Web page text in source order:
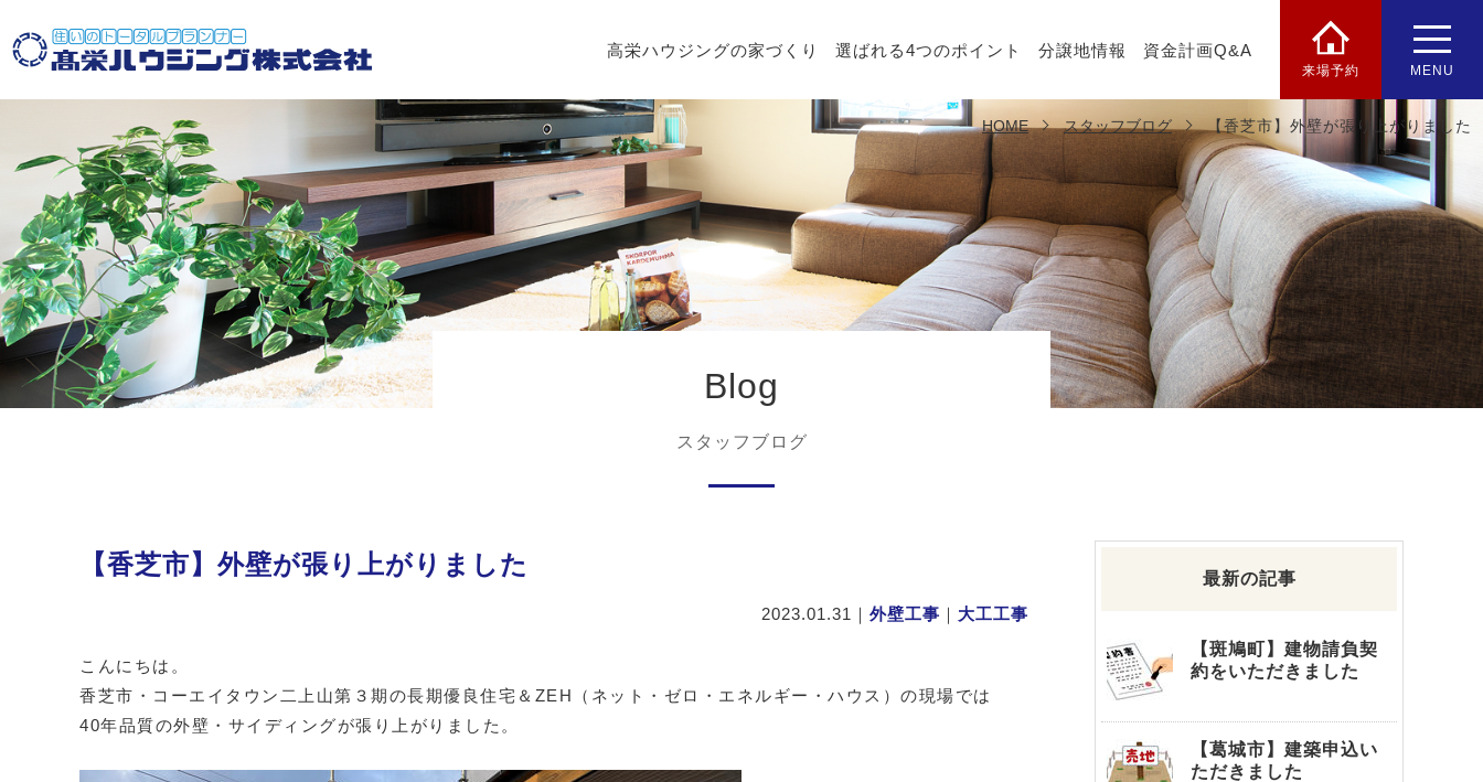
高栄ハウジングの家づくり 選ばれる4つのポイント 分譲地情報 資金計画Q&A
来場予約 MENU
Blog
スタッフブログ
HOME スタッフブログ 【香芝市】外壁が張り上がりました
【香芝市】外壁が張り上がりました
2023.01.31 ｜ 外壁工事 ｜ 大工工事
こんにちは。
香芝市・コーエイタウン二上山第３期の長期優良住宅＆ZEH（ネット・ゼロ・エネルギー・ハウス）の現場では
40年品質の外壁・サイディングが張り上がりました。
最新の記事
【斑鳩町】建物請負契
約をいただきました
【葛城市】建築申込い
ただきました